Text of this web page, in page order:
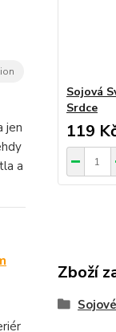
jen
a
Sojová
Srdce
119
Zboží